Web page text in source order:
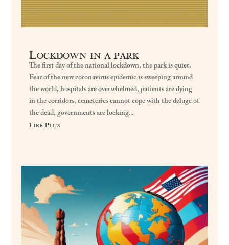
Lockdown in a park
The first day of the national lockdown, the park is quiet.
Fear of the new coronavirus epidemic is sweeping around
the world, hospitals are overwhelmed, patients are dying
in the corridors, cemeteries cannot cope with the deluge of
the dead, governments are locking...
Lire Plus